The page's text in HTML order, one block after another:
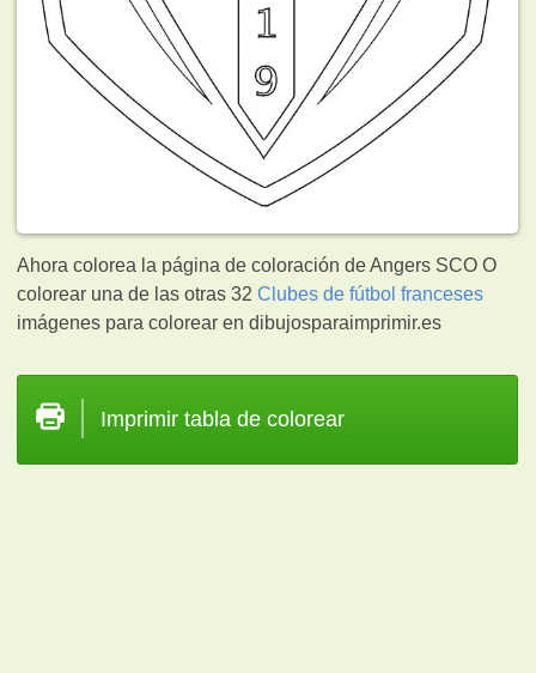
Ahora colorea la página de coloración de Angers SCO O
colorear una de las otras 32Clubes de fútbol franceses
imágenes para colorear en dibujosparaimprimir.es
Imprimir tabla de colorear